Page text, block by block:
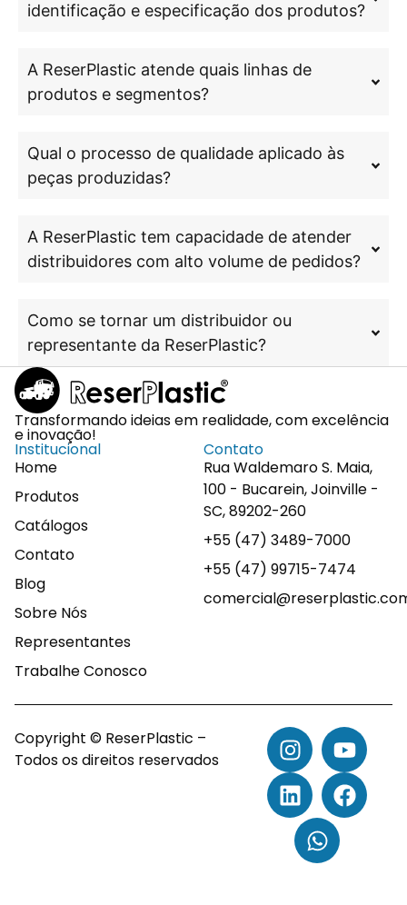
identificação e especificação dos produtos?
A ReserPlastic atende quais linhas de
produtos e segmentos?
Qual o processo de qualidade aplicado às
peças produzidas?
A ReserPlastic tem capacidade de atender
distribuidores com alto volume de pedidos?
Como se tornar um distribuidor ou
representante da ReserPlastic?
Transformando ideias em realidade, com excelência
e inovação!
Institucional
Home
Produtos
Catálogos
Contato
Blog
Sobre Nós
Representantes
Trabalhe Conosco
Contato
Rua Waldemaro S. Maia,
100 - Bucarein, Joinville -
SC, 89202-260
+55 (47) 3489-7000
+55 (47) 99715-7474
Copyright © ReserPlastic –
Todos os direitos reservados